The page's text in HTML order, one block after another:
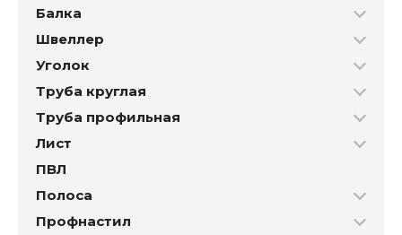
Балка
Швеллер
Уголок
Труба круглая
Труба профильная
Лист
ПВЛ
Полоса
Профнастил